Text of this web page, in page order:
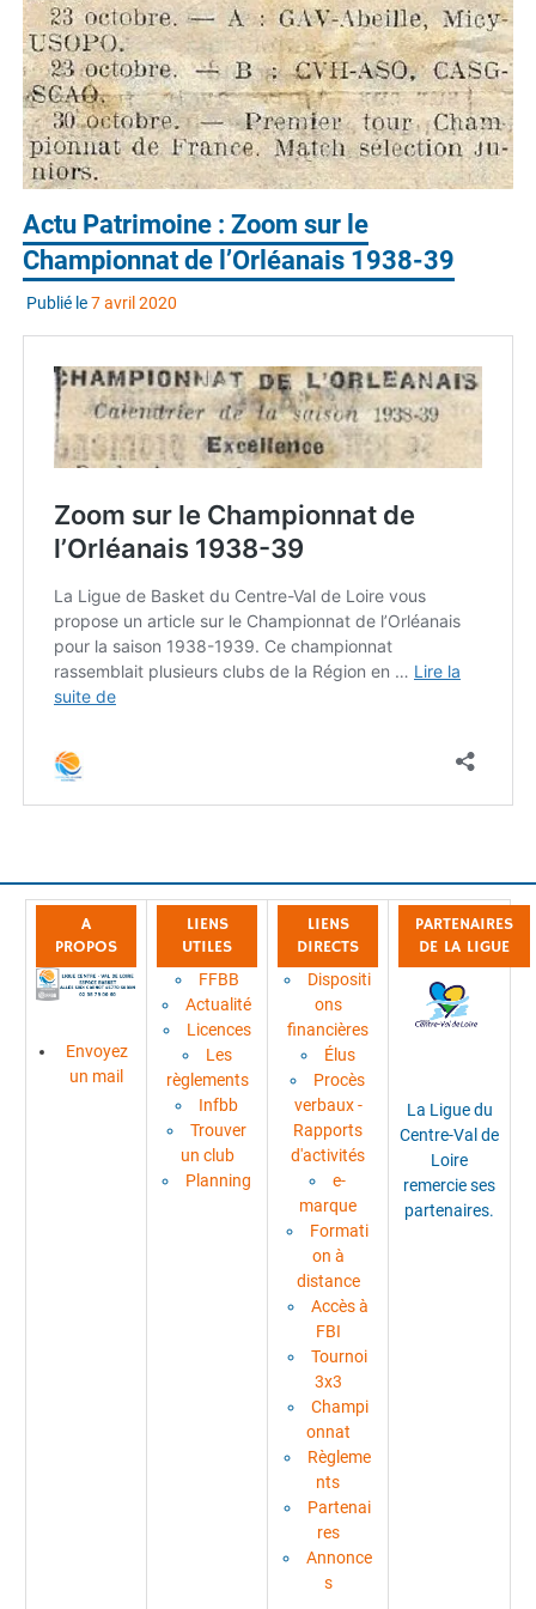
Actu Patrimoine : Zoom sur le
Championnat de l’Orléanais 1938-39
Publié le7 avril 2020
A
PROPOS
Envoyez
un mail
LIENS
UTILES
FFBB
Actualité
Licences
Les
règlements
Infbb
Trouver
un club
Planning
LIENS
DIRECTS
Dispositi
ons
financières
Élus
Procès
verbaux -
Rapports
d'activités
e-
marque
Formati
on à
distance
Accès à
FBI
Tournoi
3x3
Champi
onnat
Règleme
nts
Partenai
res
Annonce
s
PARTENAIRES
DE LA LIGUE
La Ligue du
Centre-Val de
Loire
remercie ses
partenaires.